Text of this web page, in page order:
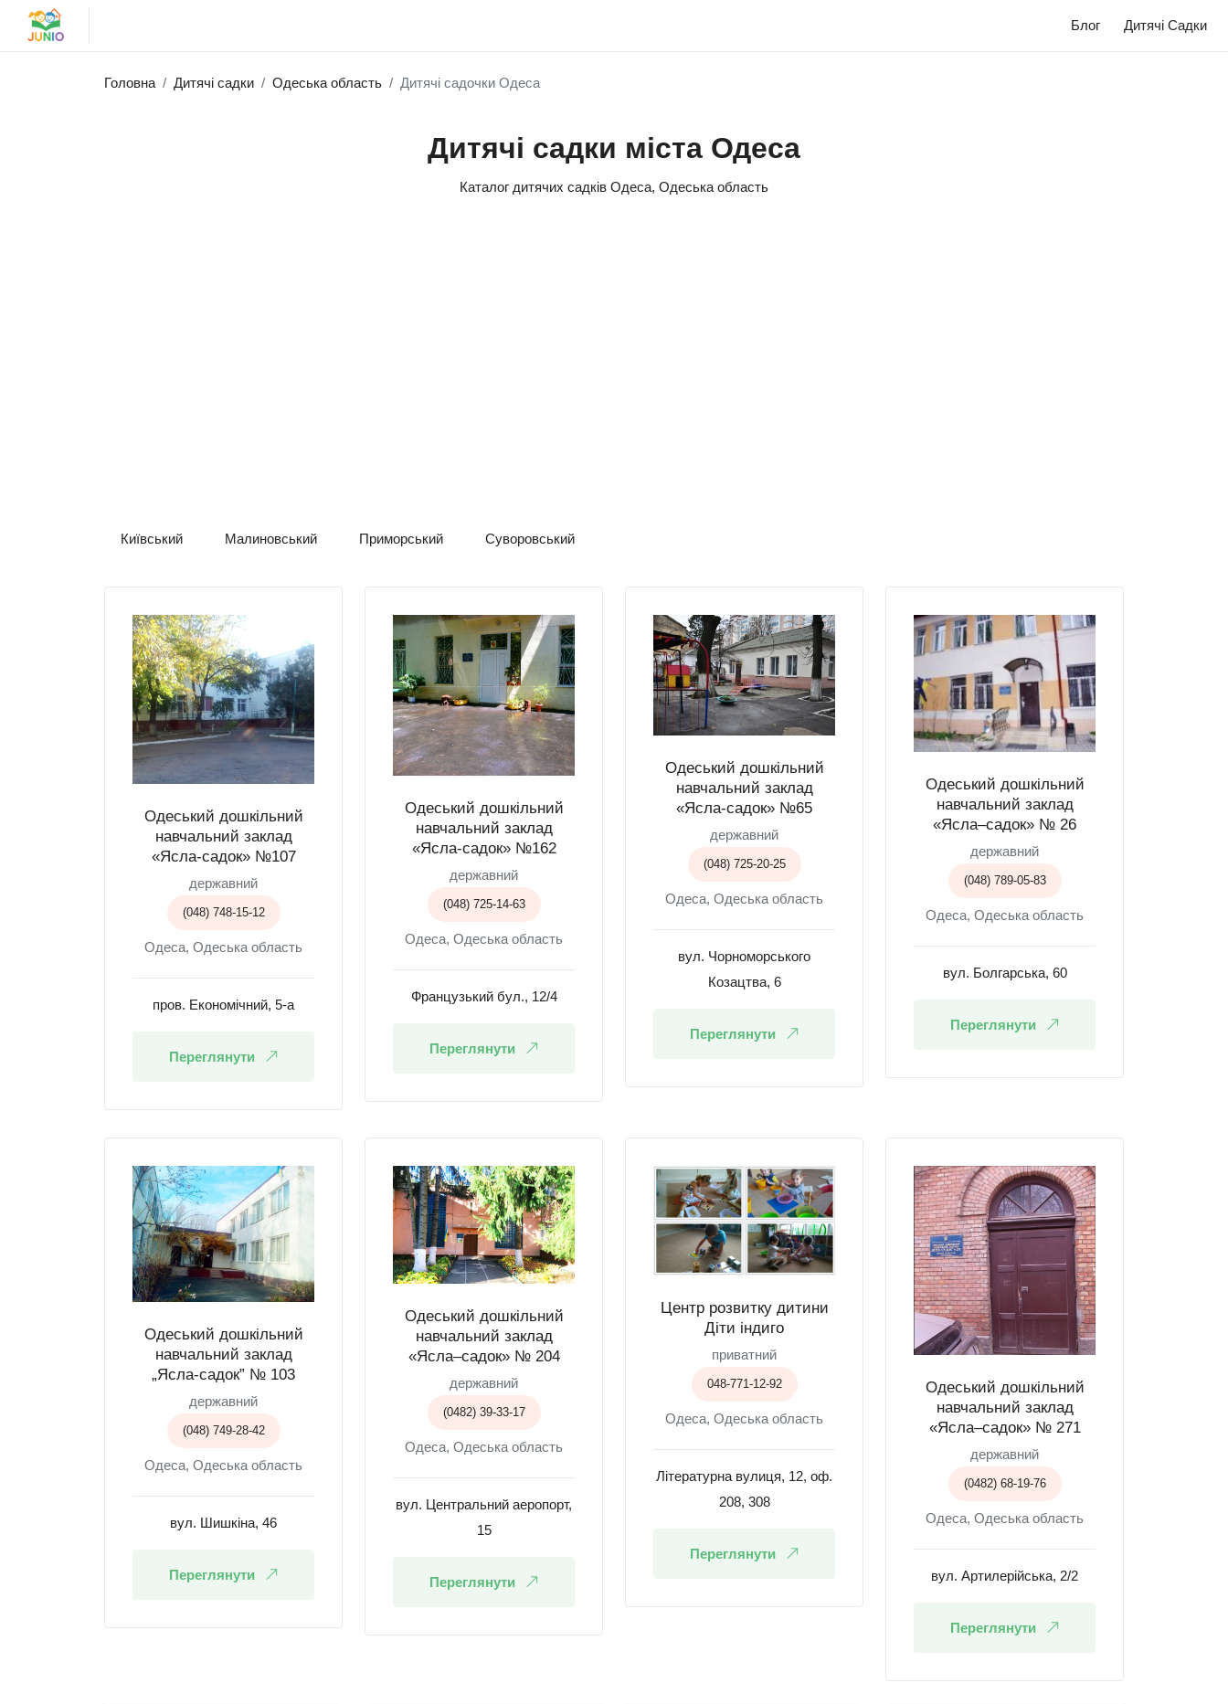
Блог Дитячі Садки
Головна Дитячі садки Одеська область Дитячі садочки Одеса
Дитячі садки міста Одеса
Каталог дитячих садків Одеса, Одеська область
Київський Малиновський Приморський Суворовський
Одеський дошкільний
навчальний заклад
«Ясла-садок» №107
державний
(048) 748-15-12
Одеса, Одеська область
пров. Економічний, 5-а
Переглянути
Одеський дошкільний
навчальний заклад
«Ясла-садок» №162
державний
(048) 725-14-63
Одеса, Одеська область
Французький бул., 12/4
Переглянути
Одеський дошкільний
навчальний заклад
«Ясла-садок» №65
державний
(048) 725-20-25
Одеса, Одеська область
вул. Чорноморського
Козацтва, 6
Переглянути
Одеський дошкільний
навчальний заклад
«Ясла–садок» № 26
державний
(048) 789-05-83
Одеса, Одеська область
вул. Болгарська, 60
Переглянути
Одеський дошкільний
навчальний заклад
„Ясла-садок” № 103
державний
(048) 749-28-42
Одеса, Одеська область
вул. Шишкіна, 46
Переглянути
Одеський дошкільний
навчальний заклад
«Ясла–садок» № 204
державний
(0482) 39-33-17
Одеса, Одеська область
вул. Центральний аеропорт,
15
Переглянути
Центр розвитку дитини
Діти індиго
приватний
048-771-12-92
Одеса, Одеська область
Літературна вулиця, 12, оф.
208, 308
Переглянути
Одеський дошкільний
навчальний заклад
«Ясла–садок» № 271
державний
(0482) 68-19-76
Одеса, Одеська область
вул. Артилерійська, 2/2
Переглянути